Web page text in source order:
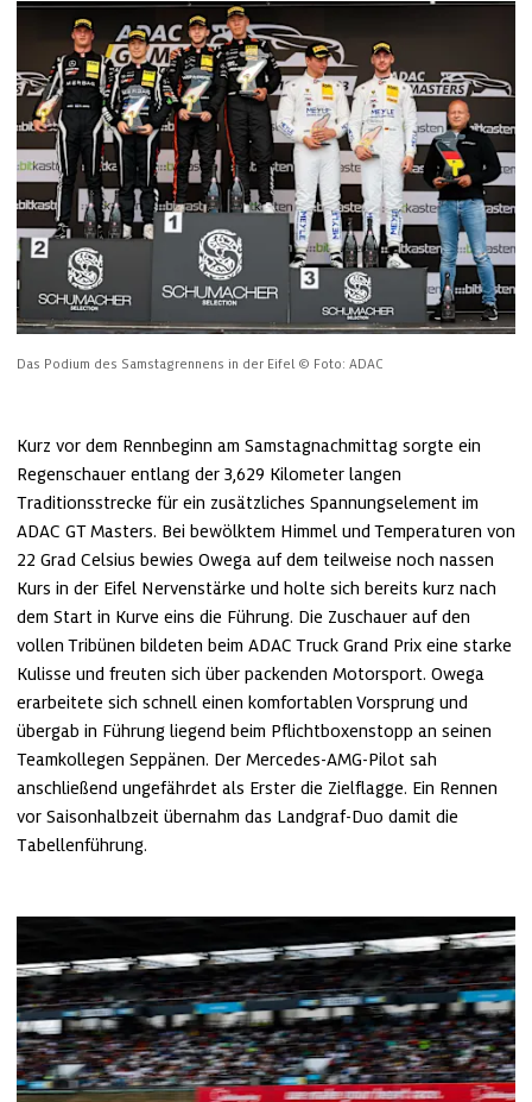
Das Podium des Samstagrennens in der Eifel © Foto: ADAC
Kurz vor dem Rennbeginn am Samstagnachmittag sorgte ein
Regenschauer entlang der 3,629 Kilometer langen
Traditionsstrecke für ein zusätzliches Spannungselement im
ADAC GT Masters. Bei bewölktem Himmel und Temperaturen von
22 Grad Celsius bewies Owega auf dem teilweise noch nassen
Kurs in der Eifel Nervenstärke und holte sich bereits kurz nach
dem Start in Kurve eins die Führung. Die Zuschauer auf den
vollen Tribünen bildeten beim ADAC Truck Grand Prix eine starke
Kulisse und freuten sich über packenden Motorsport. Owega
erarbeitete sich schnell einen komfortablen Vorsprung und
übergab in Führung liegend beim Pflichtboxenstopp an seinen
Teamkollegen Seppänen. Der Mercedes-AMG-Pilot sah
anschließend ungefährdet als Erster die Zielflagge. Ein Rennen
vor Saisonhalbzeit übernahm das Landgraf-Duo damit die
Tabellenführung.